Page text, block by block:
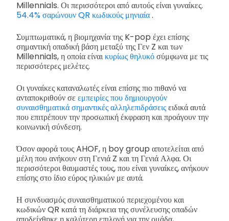
Millennials. Οι περισσότεροι από αυτούς είναι γυναίκες.
54.4% σαρώνουν QR κωδικούς μηνιαία.
Συμπτωματικά, η βιομηχανία της K-pop έχει επίσης
σημαντική οπαδική βάση μεταξύ της Γεν Z και των
Millennials, η οποία είναικυρίως θηλυκόσύμφωνα με τις
περισσότερες μελέτες.
Οι γυναίκες καταναλωτές είναι επίσης πιο πιθανό να
ανταποκριθούν σε εμπειρίες που δημιουργούν
συναισθηματικά σημαντικές αλληλεπιδράσειςειδικά αυτά
που επιτρέπουν την προσωπική έκφραση και προάγουν την
κοινωνική σύνδεση.
Όσον αφορά τους AHOF, η boy group αποτελείται από
μέλη που ανήκουν στη Γενιά Z και τη Γενιά Αλφα. Οι
περισσότεροι θαυμαστές τους, που είναι γυναίκες, ανήκουν
επίσης στο ίδιο εύρος ηλικιών με αυτά.
Η συνδυασμός συναισθηματικού περιεχομένου και
κωδικών QR κατά τη διάρκεια της συνέλευσης οπαδών